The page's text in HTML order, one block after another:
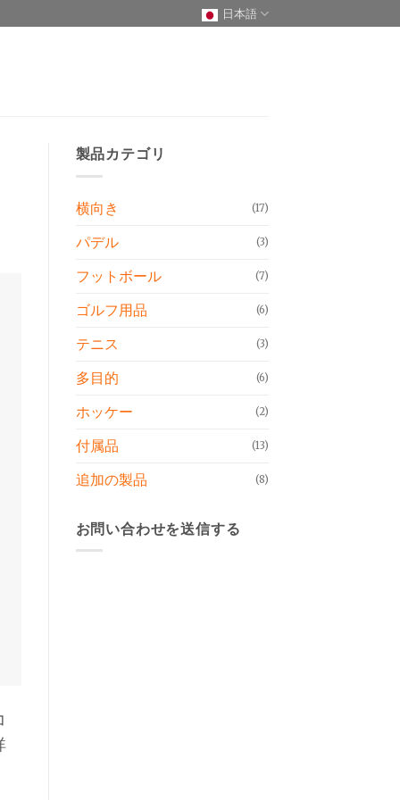
日本語
製品カテゴリ
横向き (17)
パデル (3)
フットボール (7)
ゴルフ用品 (6)
テニス (3)
多目的 (6)
ホッケー (2)
付属品 (13)
追加の製品 (8)
お問い合わせを送信する